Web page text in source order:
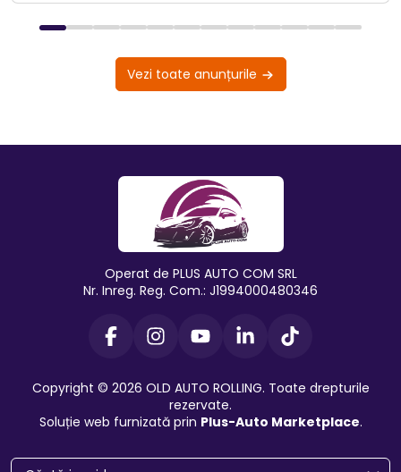
Vezi toate anunțurile
Operat de PLUS AUTO COM SRL
Nr. Inreg. Reg. Com.: J1994000480346
Copyright © 2026 OLD AUTO ROLLING. Toate drepturile
rezervate.
Soluție web furnizată prin Plus-Auto Marketplace.